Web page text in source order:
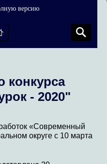
версию
конкурса
- 2020"
«Современный
округе с 10 марта